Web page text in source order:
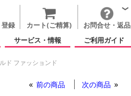
録 カート(ご精算)
お問合せ・返品
サービス・情報 ご利用ガイド
ド ファッションド
前の商品 次の商品